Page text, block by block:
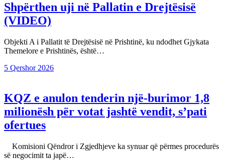
Shpërthen uji në Pallatin e Drejtësisë
(VIDEO)
Objekti A i Pallatit të Drejtësisë në Prishtinë, ku ndodhet Gjykata
Themelore e Prishtinës, është…
5 Qershor 2026
KQZ e anulon tenderin një-burimor 1,8
milionësh për votat jashtë vendit, s’pati
ofertues
Komisioni Qëndror i Zgjedhjeve ka synuar që përmes procedurës
së negocimit ta japë…